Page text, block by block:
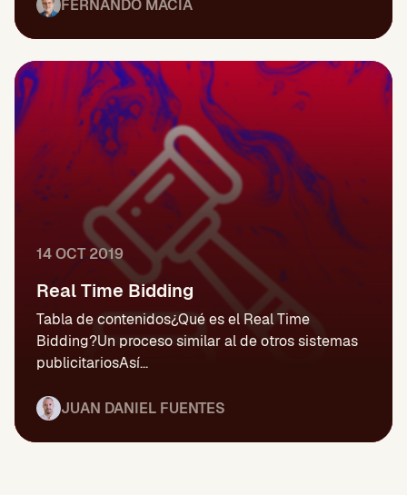
FERNANDO MACIÁ
14 OCT 2019
Real Time Bidding
Tabla de contenidos¿Qué es el Real Time
Bidding?Un proceso similar al de otros sistemas
publicitariosAsí...
JUAN DANIEL FUENTES